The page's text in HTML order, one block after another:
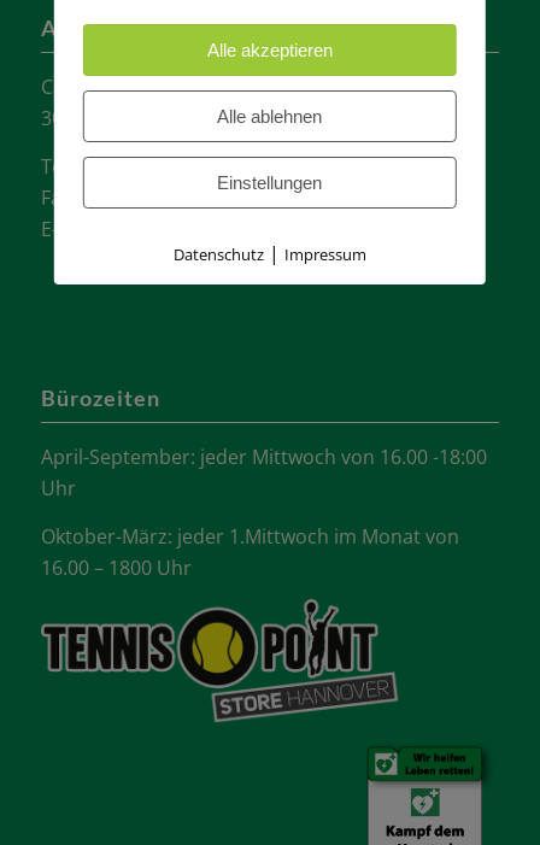
Adresse
Carl-Loges-Str.12
30657 Hannover
Tel.: + 49 511- 6046340
Fax: + 49 511- 601048
E-Mail:
Bürozeiten
April-September: jeder Mittwoch von 16.00 -18:00
Uhr
Oktober-März: jeder 1.Mittwoch im Monat von
16.00 – 1800 Uhr
Alle akzeptieren
Alle ablehnen
Einstellungen
Datenschutz| Impressum